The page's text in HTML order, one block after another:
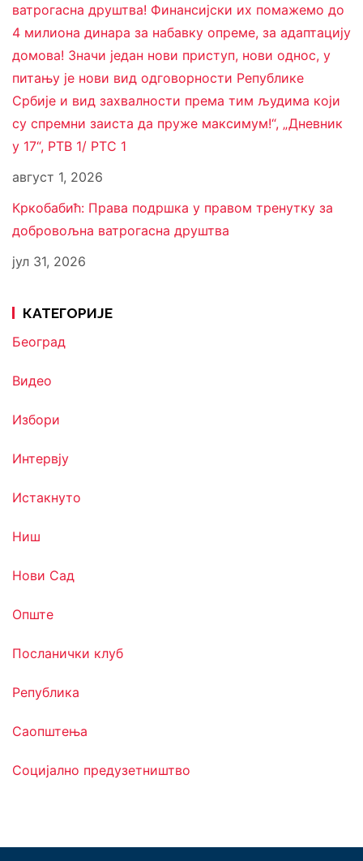
ватрогасна друштва! Финансијски их помажемо до
4 милиона динара за набавку опреме, за адаптацију
домова! Значи један нови приступ, нови однос, у
питању је нови вид одговорности Републике
Србије и вид захвалности према тим људима који
су спремни заиста да пруже максимум!“, „Дневник
у 17“, РТВ 1/ РТС 1
август 1, 2026
Кркобабић: Права подршка у правом тренутку за
добровољна ватрогасна друштва
јул 31, 2026
КАТЕГОРИЈЕ
Београд
Видео
Избори
Интервју
Истакнуто
Ниш
Нови Сад
Опште
Посланички клуб
Република
Саопштења
Социјално предузетништво